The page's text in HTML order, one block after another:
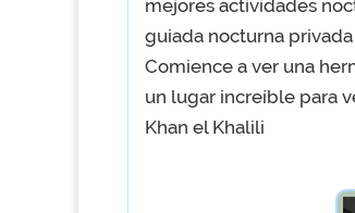
mejores actividades
guiada nocturna
Comience a ver una
un lugar increíble para
Khan el Khalili